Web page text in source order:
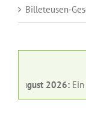
Billeteusen-
August 2026:Ein